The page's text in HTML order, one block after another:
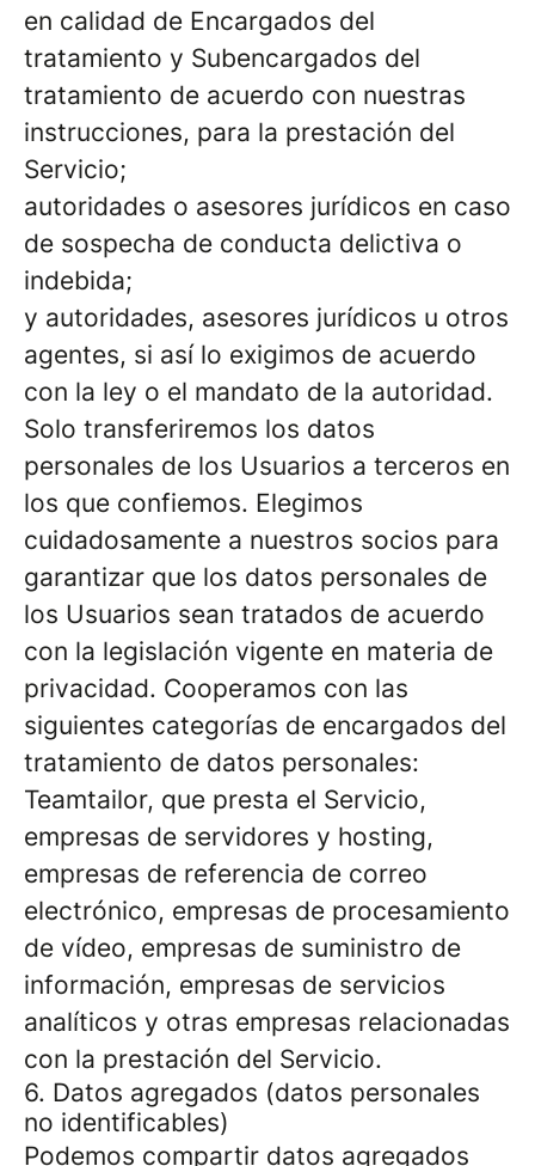
en calidad de Encargados del
tratamiento y Subencargados del
tratamiento de acuerdo con nuestras
instrucciones, para la prestación del
Servicio;
autoridades o asesores jurídicos en caso
de sospecha de conducta delictiva o
indebida;
y autoridades, asesores jurídicos u otros
agentes, si así lo exigimos de acuerdo
con la ley o el mandato de la autoridad.
Solo transferiremos los datos
personales de los Usuarios a terceros en
los que confiemos. Elegimos
cuidadosamente a nuestros socios para
garantizar que los datos personales de
los Usuarios sean tratados de acuerdo
con la legislación vigente en materia de
privacidad. Cooperamos con las
siguientes categorías de encargados del
tratamiento de datos personales:
Teamtailor, que presta el Servicio,
empresas de servidores y hosting,
empresas de referencia de correo
electrónico, empresas de procesamiento
de vídeo, empresas de suministro de
información, empresas de servicios
analíticos y otras empresas relacionadas
con la prestación del Servicio.
6. Datos agregados (datos personales
no identificables)
Podemos compartir datos agregados